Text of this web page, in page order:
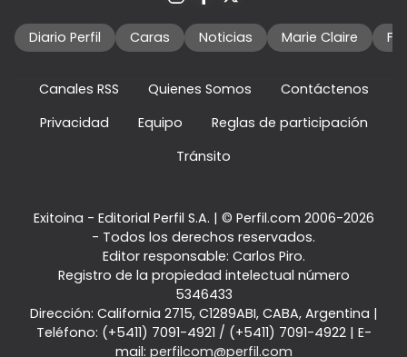
Diario Perfil Caras Noticias Marie Claire
Canales RSS Quienes Somos
Contáctenos
Privacidad
Equipo
Reglas de participación
Tránsito
Exitoina - Editorial Perfil S.A. | © Perfil.com 2006-2026
- Todos los derechos reservados.
Editor responsable: Carlos Piro.
Registro de la propiedad intelectual número
5346433
Dirección: California 2715, C1289ABI, CABA, Argentina |
Teléfono: (+5411) 7091-4921 / (+5411) 7091-4922| E-
mail: perfilcom@perfil.com